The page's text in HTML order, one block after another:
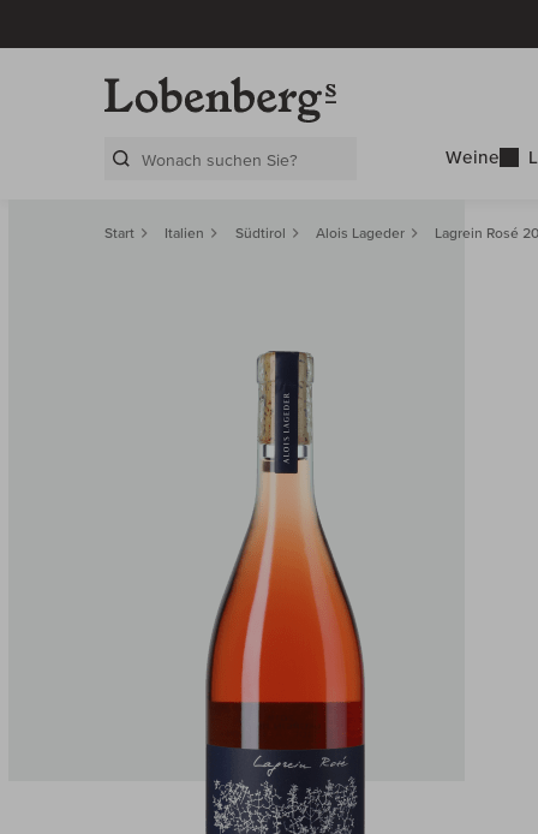
Weine
Start Italien Südtirol Alois Lageder Lagrein Rosé